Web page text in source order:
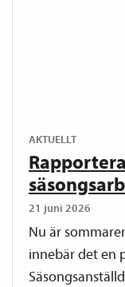
AKTUELLT
21 juni 2026
Nu är
innebär det en